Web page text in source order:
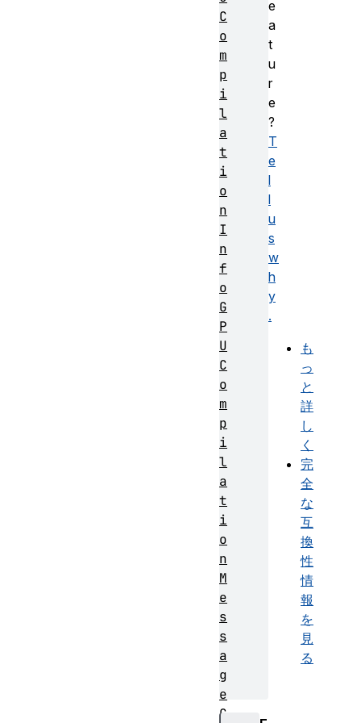
e
a
t
u
r
e
?
T
e
l
l
u
s
w
h
y
.
も
っ
と
詳
し
く
完
全
な
互
換
性
情
報
を
見
る
C
o
m
p
i
l
a
t
i
o
n
I
n
f
o
G
P
U
C
o
m
p
i
l
a
t
i
o
n
M
e
s
s
a
g
e
G